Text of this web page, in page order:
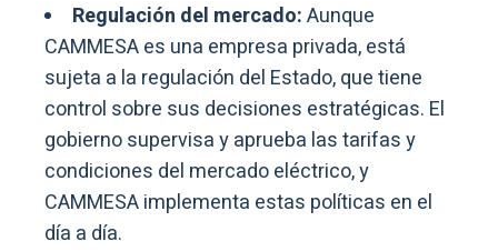
Regulación del mercado:Aunque
CAMMESA es una empresa privada, está
sujeta a la regulación del Estado, que tiene
control sobre sus decisiones estratégicas. El
gobierno supervisa y aprueba las tarifas y
condiciones del mercado eléctrico, y
CAMMESA implementa estas políticas en el
día a día.